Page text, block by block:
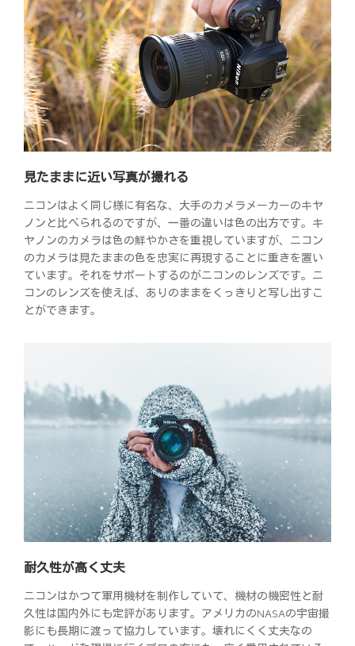
見たままに近い写真が撮れる
ニコンはよく同じ様に有名な、大手のカメラメーカーのキヤ
ノンと比べられるのですが、一番の違いは色の出方です。キ
ヤノンのカメラは色の鮮やかさを重視していますが、ニコン
のカメラは見たままの色を忠実に再現することに重きを置い
ています。それをサポートするのがニコンのレンズです。ニ
コンのレンズを使えば、ありのままをくっきりと写し出すこ
とができます。
耐久性が高く丈夫
ニコンはかつて軍用機材を制作していて、機材の機密性と耐
久性は国内外にも定評があります。アメリカのNASAの宇宙撮
影にも長期に渡って協力しています。壊れにくく丈夫なの